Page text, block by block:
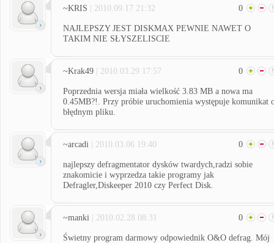
~KRIS | 2010.09.17 21:32 0
NAJLEPSZY JEST DISKMAX PEWNIE NAWET O
TAKIM NIE SŁYSZELISCIE
~Krak49 | 2010.03.29 17:57 0
Poprzednia wersja miała wielkość 3.83 MB a nowa ma
0.45MB?!. Przy próbie uruchomienia występuje komunikat
błędnym pliku.
~arcadi | 2010.03.06 19:40 0
najlepszy defragmentator dysków twardych,radzi sobie
znakomicie i wyprzedza takie programy jak
Defragler,Diskeeper 2010 czy Perfect Disk.
~manki | 2010.02.28 08:31 0
Świetny program darmowy odpowiednik O&O defrag. Mój